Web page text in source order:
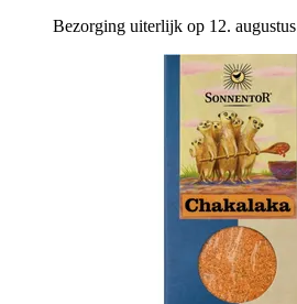
Bezorging uiterlijk op 12. augustus